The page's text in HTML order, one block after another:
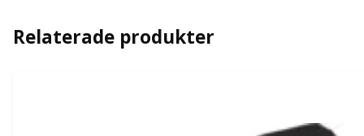
Relaterade produkter